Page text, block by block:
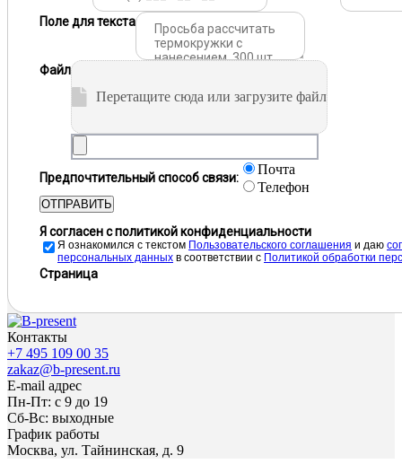
Поле для текста
Файл
Перетащите сюда или загрузите файл
Предпочтительный способ связи:
Почта
Телефон
ОТПРАВИТЬ
Я согласен с политикой конфиденциальности
Я ознакомился с текстом Пользовательского соглашения и даю
персональных данных в соответствии с Политикой обработки
Страница
Контакты
+7 495 109 00 35
zakaz@b-present.ru
E-mail адрес
Пн-Пт: с 9 до 19
Сб-Вс: выходные
График работы
Москва, ул. Тайнинская, д. 9